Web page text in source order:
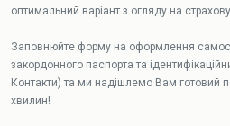
оптимальний варіант з огляду на
Заповнюйте форму на оформлення
закордонного паспорта та
Контакти) та ми надішлемо Вам готовий
хвилин!